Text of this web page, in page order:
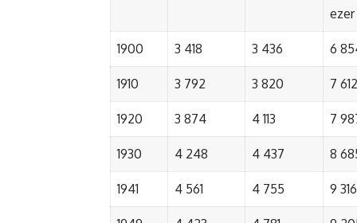
1900 3 418 3 436 6
1910 3 792 3 820 7 612
1920 3 874 4 113 7
1930 4 248 4 437 8
1941 4 561 4 755 9 316